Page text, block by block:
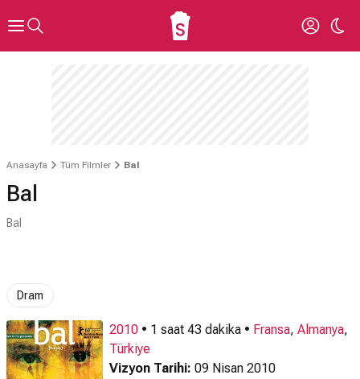
Anasayfa Tüm Filmler Bal
Bal
Bal
Dram
2010 • 1 saat 43 dakika • Fransa, Almanya,
Türkiye
Vizyon Tarihi: 09 Nisan 2010